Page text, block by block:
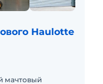
Haulotte